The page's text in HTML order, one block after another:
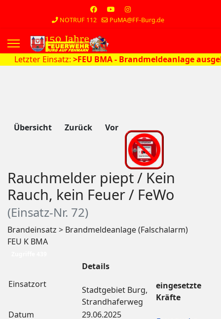
NOTRUF 112 PuMA@FF-Burg.de
Einsatz:>FEU BMA - Brandmeldeanlage ausgelöst<
Übersicht Zurück Vor
Rauchmelder piept / Kein
Rauch, kein Feuer / FeWo
(Einsatz-Nr. 72)
Brandeinsatz > Brandmeldeanlage (Falschalarm)
FEU K BMA
Einsatzort
Details
Stadtgebiet Burg,
Strandhaferweg
Datum
29.06.2025
eingesetzte
Kräfte